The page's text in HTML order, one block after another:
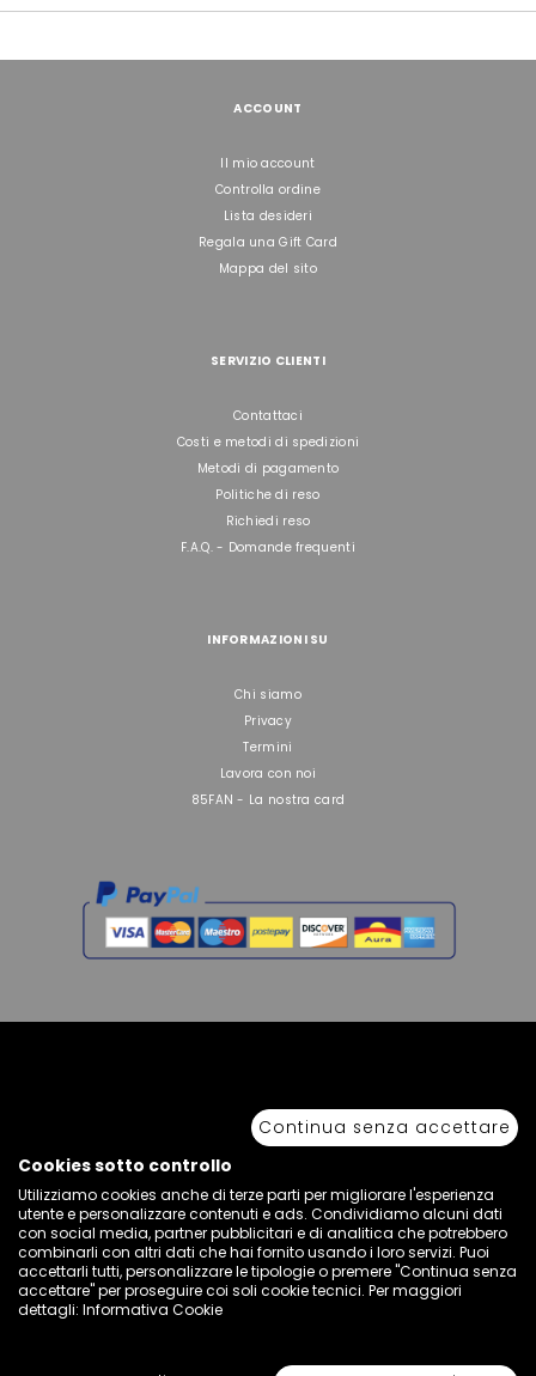
ACCOUNT
Il mio account
Controlla ordine
Lista desideri
Regala una Gift Card
Mappa del sito
SERVIZIO CLIENTI
Contattaci
Costi e metodi di spedizioni
Metodi di pagamento
Politiche di reso
Richiedi reso
F.A.Q. - Domande frequenti
INFORMAZIONI SU
Chi siamo
Privacy
Termini
Lavora con noi
85FAN - La nostra card
anche parziale.
Via Piave Km 68,600 • 04100 Latina, Italia | P.IVA 01222400598 • N° REA LT -
77855
Continua senza accettare
Cookies sotto controllo
Utilizziamo cookies anche di terze parti per migliorare l'esperienza
utente e personalizzare contenuti e ads. Condividiamo alcuni dati
con social media, partner pubblicitari e di analitica che potrebbero
combinarli con altri dati che hai fornito usando i loro servizi. Puoi
accettarli tutti, personalizzare le tipologie o premere "Continua senza
accettare" per proseguire coi soli cookie tecnici. Per maggiori
dettagli: Informativa Cookie